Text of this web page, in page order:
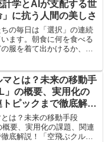
学とAIが支配する世
に抗う人間の美しさ
の毎日は「選択」の連続
ます。朝食に何を食べる
服を着て出かけるか、休
と信じて生きています。
ーネットを...
マとは？未来の移動手
」の概要、実用化の
ピックまで徹底解
は？未来の移動手段
概要、実用化の課題、関連
徹底解説！「空飛ぶクル